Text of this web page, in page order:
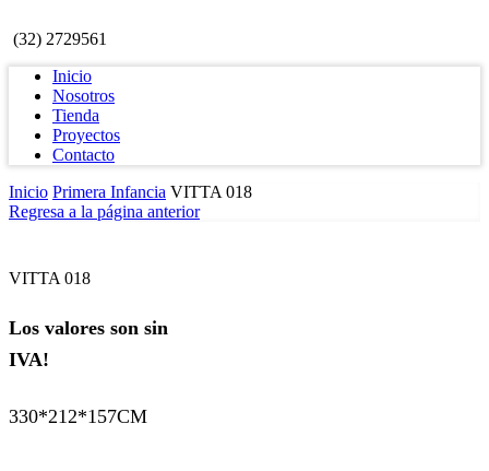
(32) 2729561
Inicio
Nosotros
Tienda
Proyectos
Contacto
Inicio Primera Infancia VITTA 018
Regresa a la página anterior
VITTA 018
Los valores son sin
IVA!
330*212*157CM